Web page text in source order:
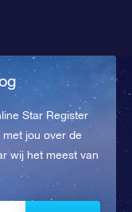
Star Register
jou over de
wij het meest van